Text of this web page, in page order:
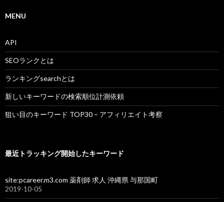
MENU
API
SEOランクとは
ランキングsearchとは
新しいキーワードの検索順位計測依頼
狙い目のキーワード TOP30 – アフィリエイト考察
最近トラッキング開始したキーワード
site:pcareer.m3.com 薬剤師 求人 沖縄県 与那国町
2019-10-05